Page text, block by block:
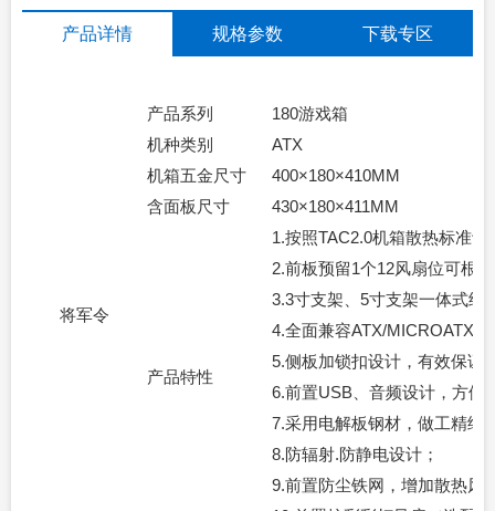
产品详情 规格参数 下载专区
将军令
产品系列 180游戏箱
机种类别
ATX
机箱五金尺寸
400×180×410MM
含面板尺寸
430×180×411MM
产品特性
1.按照TAC2.0机箱散热标准设
2.前板预留1个12风扇位可根
3.3寸支架、5寸支架一体式结
4.全面兼容ATX/MICROATX主
5.侧板加锁扣设计，有效保证
6.前置USB、音频设计，方便
7.采用电解板钢材，做工精细
8.防辐射.防静电设计；
9.前置防尘铁网，增加散热风